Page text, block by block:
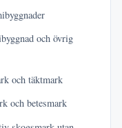
och övrig
och täktmark
och betesmark